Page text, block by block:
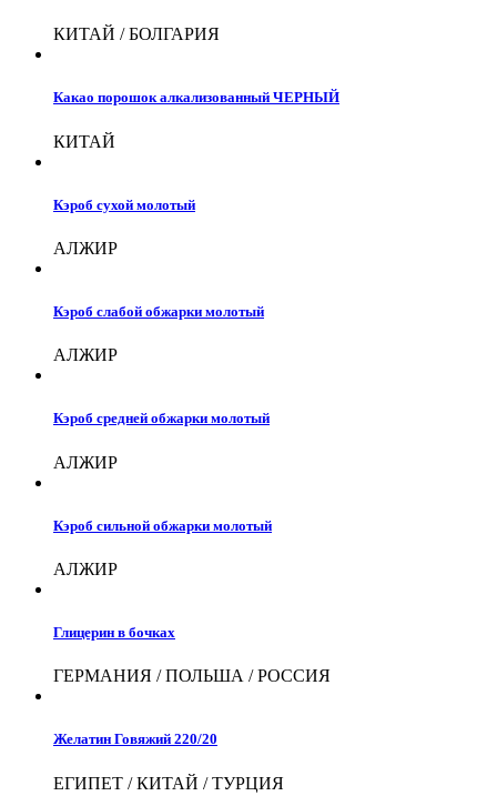
КИТАЙ / БОЛГАРИЯ
Какао порошок алкализованный ЧЕРНЫЙ
КИТАЙ
Кэроб сухой молотый
АЛЖИР
Кэроб слабой обжарки молотый
АЛЖИР
Кэроб средней обжарки молотый
АЛЖИР
Кэроб сильной обжарки молотый
АЛЖИР
Глицерин в бочках
ГЕРМАНИЯ / ПОЛЬША / РОССИЯ
Желатин Говяжий 220/20
ЕГИПЕТ / КИТАЙ / ТУРЦИЯ